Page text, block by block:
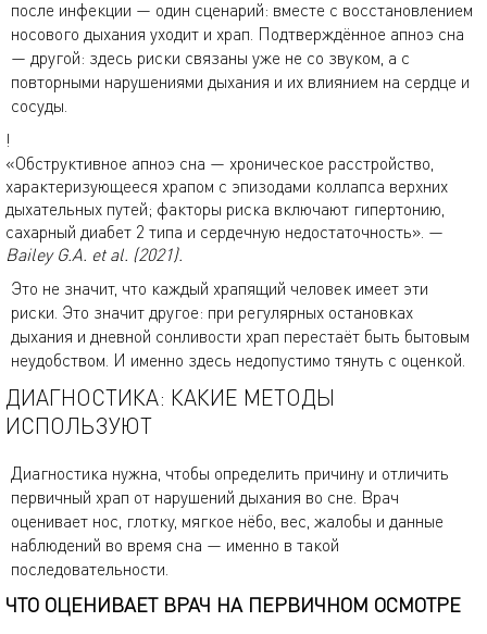
после инфекции — один сценарий: вместе с восстановлением
носового дыхания уходит и храп. Подтверждённое апноэ сна
— другой: здесь риски связаны уже не со звуком, а с
повторными нарушениями дыхания и их влиянием на сердце и
сосуды.
!
«Обструктивное апноэ сна — хроническое расстройство,
характеризующееся храпом с эпизодами коллапса верхних
дыхательных путей; факторы риска включают гипертонию,
сахарный диабет 2 типа и сердечную недостаточность». —
Bailey G.A. et al. (2021).
Это не значит, что каждый храпящий человек имеет эти
риски. Это значит другое: при регулярных остановках
дыхания и дневной сонливости храп перестаёт быть бытовым
неудобством. И именно здесь недопустимо тянуть с оценкой.
ДИАГНОСТИКА: КАКИЕ МЕТОДЫ
ИСПОЛЬЗУЮТ
Диагностика нужна, чтобы определить причину и отличить
первичный храп от нарушений дыхания во сне. Врач
оценивает нос, глотку, мягкое нёбо, вес, жалобы и данные
наблюдений во время сна — именно в такой
последовательности.
ЧТО ОЦЕНИВАЕТ ВРАЧ НА ПЕРВИЧНОМ ОСМОТРЕ